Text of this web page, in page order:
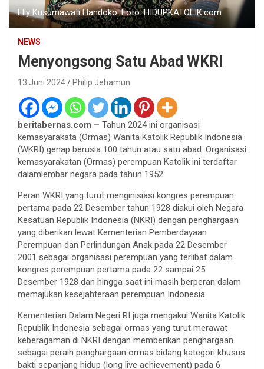
Elly Kusumawati Handoko. Foto: HIDUPKATOLIK.com
NEWS
Menyongsong Satu Abad WKRI
13 Juni 2024 Philip Jehamun
beritabernas.com – Tahun 2024 ini organisasi
kemasyarakata (Ormas) Wanita Katolik Republik Indonesia
(WKRI) genap berusia 100 tahun atau satu abad. Organisasi
kemasyarakatan (Ormas) perempuan Katolik ini terdaftar
dalamlembar negara pada tahun 1952.
Peran WKRI yang turut menginisiasi kongres perempuan
pertama pada 22 Desember tahun 1928 diakui oleh Negara
Kesatuan Republik Indonesia (NKRI) dengan penghargaan
yang diberikan lewat Kementerian Pemberdayaan
Perempuan dan Perlindungan Anak pada 22 Desember
2001 sebagai organisasi perempuan yang terlibat dalam
kongres perempuan pertama pada 22 sampai 25
Desember 1928 dan hingga saat ini masih berperan dalam
memajukan kesejahteraan perempuan Indonesia.
Kementerian Dalam Negeri RI juga mengakui Wanita Katolik
Republik Indonesia sebagai ormas yang turut merawat
keberagaman di NKRI dengan memberikan penghargaan
sebagai peraih penghargaan ormas bidang kategori khusus
bakti sepanjang hidup (long live achievement) pada 6